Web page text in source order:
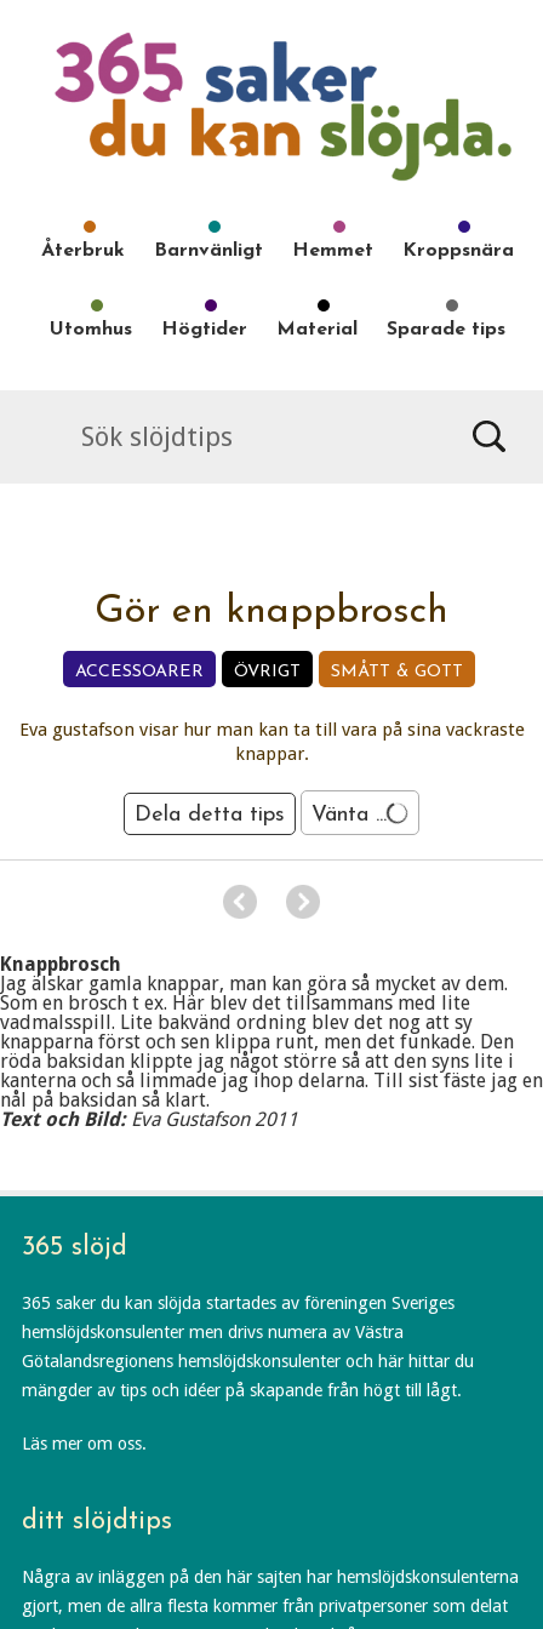
Återbruk Barnvänligt Hemmet Kroppsnära
Utomhus Högtider Material Sparade tips
Gör en knappbrosch
ACCESSOARER ÖVRIGT SMÅTT & GOTT
Eva gustafson visar hur man kan ta till vara på sina vackraste
knappar.
Dela detta tips Vänta ...
Knappbrosch
Jag älskar gamla knappar, man kan göra så mycket av dem.
Som en brosch t ex. Här blev det tillsammans med lite
vadmalsspill. Lite bakvänd ordning blev det nog att sy
knapparna först och sen klippa runt, men det funkade. Den
röda baksidan klippte jag något större så att den syns lite i
kanterna och så limmade jag ihop delarna. Till sist fäste jag en
nål på baksidan så klart.
Text och Bild: Eva Gustafson 2011
365 slöjd
365 saker du kan slöjda startades av föreningen Sveriges
hemslöjdskonsulenter men drivs numera av Västra
Götalandsregionens hemslöjdskonsulenter och här hittar du
mängder av tips och idéer på skapande från högt till lågt.
Läs mer om oss.
ditt slöjdtips
Några av inläggen på den här sajten har hemslöjdskonsulenterna
gjort, men de allra flesta kommer från privatpersoner som delat